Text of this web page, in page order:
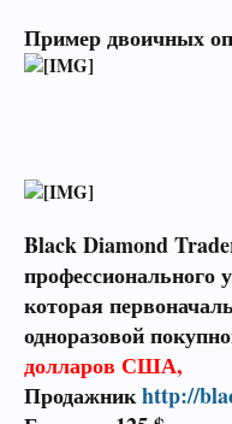
Пример двоичных
Black Diamond
профессионального
которая
одноразовой
долларов США,
Продажникhttp://